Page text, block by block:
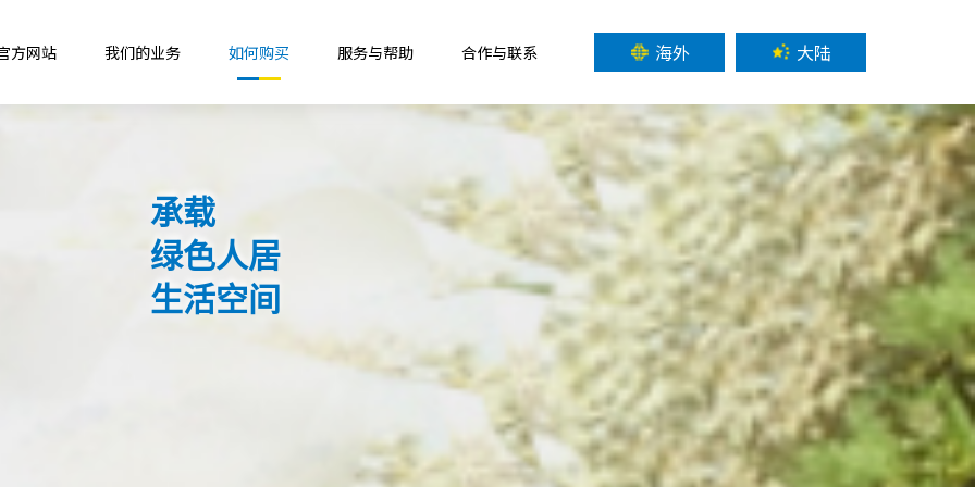
方网站 我们的业务 如何购买 服务与帮助 合作与联系 海外 大陆
承载
绿色人居
生活空间